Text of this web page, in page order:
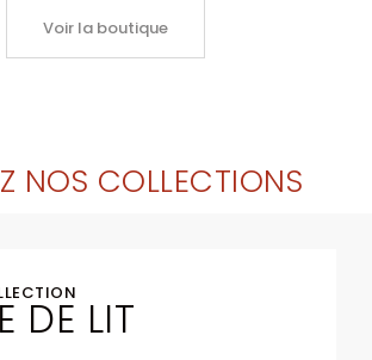
Voir la boutique
NOS COLLECTIONS
DE LIT